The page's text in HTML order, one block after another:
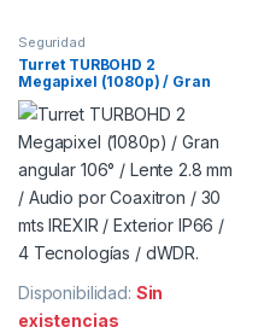
Seguridad
Turret TURBOHD 2
Megapixel (1080p) / Gran
angular 106° / Lente 2.8 mm
/ Audio por Coaxitron.
Disponibilidad: Sin
existencias